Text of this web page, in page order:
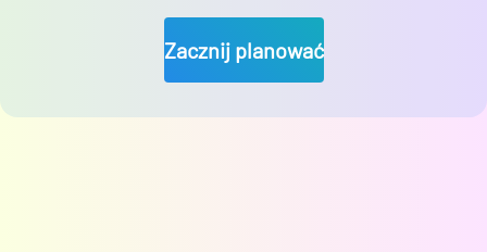
Zacznij planować